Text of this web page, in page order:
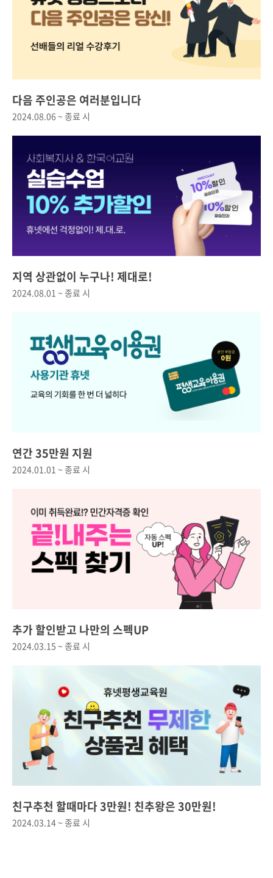
다음 주인공은 여러분입니다
2024.08.06 ~ 종료 시
지역 상관없이 누구나! 제대로!
2024.08.01 ~ 종료 시
연간 35만원 지원
2024.01.01 ~ 종료 시
추가 할인받고 나만의 스펙UP
2024.03.15 ~ 종료 시
친구추천 할때마다 3만원! 친추왕은 30만원!
2024.03.14 ~ 종료 시